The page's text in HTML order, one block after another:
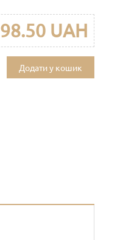
98.50 UAH
Додати у кошик